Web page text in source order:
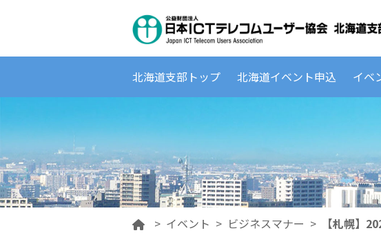
北海道支部トップ 北海道イベント申込 イベ
> イベント > ビジネスマナー > 【札幌】